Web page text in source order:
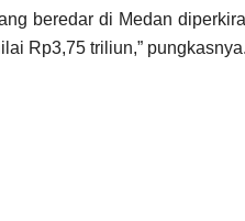
beredar di Medan
Rp3,75 triliun,”